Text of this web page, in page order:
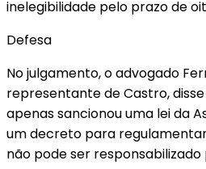
inelegibilidade pelo prazo de
Defesa
No julgamento, o advogado
representante de Castro,
apenas sancionou uma lei da
um decreto para
não pode ser